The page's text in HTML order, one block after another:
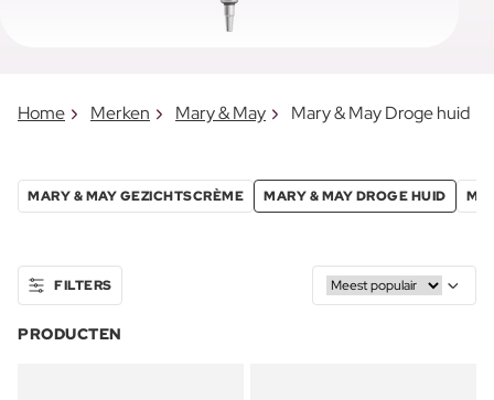
Home Merken Mary & May Mary & May Droge huid
MARY & MAY GEZICHTSCRÈME MARY & MAY DROGE HUID
FILTERS
PRODUCTEN